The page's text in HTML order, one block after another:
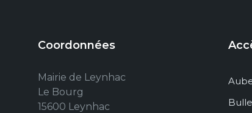
Coordonnées
Mairie de Leynhac
Le Bourg
15600 Leynhac